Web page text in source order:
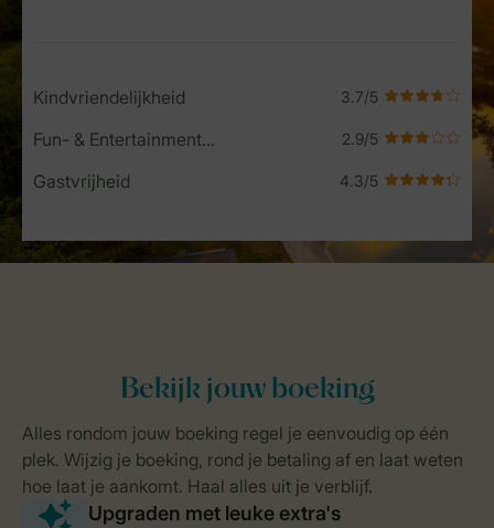
Kindvriendelijkheid
Fun- & Entertainment-programma
Gastvrijheid